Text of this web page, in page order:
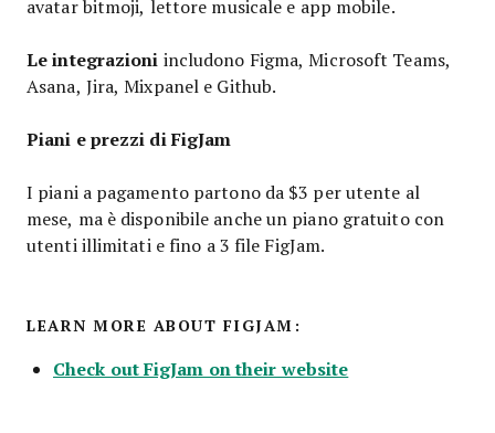
avatar bitmoji, lettore musicale e app mobile.
Le integrazioni includono Figma, Microsoft Teams,
Asana, Jira, Mixpanel e Github.
Piani e prezzi di FigJam
I piani a pagamento partono da $3 per utente al
mese, ma è disponibile anche un piano gratuito con
utenti illimitati e fino a 3 file FigJam.
LEARN MORE ABOUT FIGJAM:
Check out FigJam on their website